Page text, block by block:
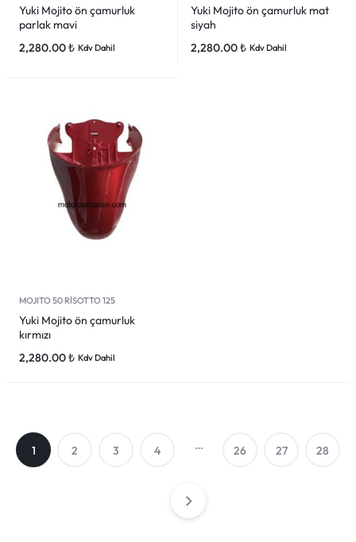
Yuki Mojito ön çamurluk
parlak mavi
2,280.00₺ Kdv Dahil
Yuki Mojito ön çamurluk mat
siyah
2,280.00₺ Kdv Dahil
MOJITO 50 RİSOTTO 125
Yuki Mojito ön çamurluk
kırmızı
2,280.00₺ Kdv Dahil
1 2 3 4 … 26 27 28